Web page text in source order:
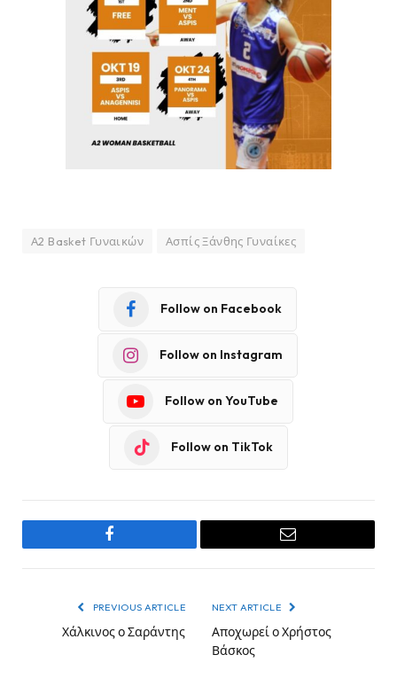
Α2 Basket Γυναικών Ασπίς Ξάνθης Γυναίκες
Follow on Facebook
Follow on Instagram
Follow on YouTube
Follow on TikTok
Facebook Email
PREVIOUS ARTICLE
Χάλκινος ο Σαράντης
NEXT ARTICLE
Αποχωρεί ο Χρήστος
Βάσκος